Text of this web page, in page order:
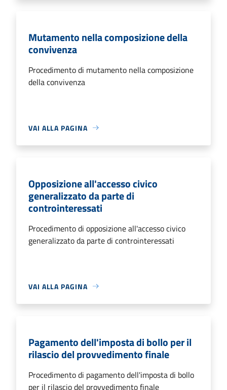
Mutamento nella composizione della
convivenza
Procedimento di mutamento nella composizione
della convivenza
VAI ALLA PAGINA
Opposizione all'accesso civico
generalizzato da parte di
controinteressati
Procedimento di opposizione all'accesso civico
generalizzato da parte di controinteressati
VAI ALLA PAGINA
Pagamento dell'imposta di bollo per il
rilascio del provvedimento finale
Procedimento di pagamento dell'imposta di bollo
per il rilascio del provvedimento finale